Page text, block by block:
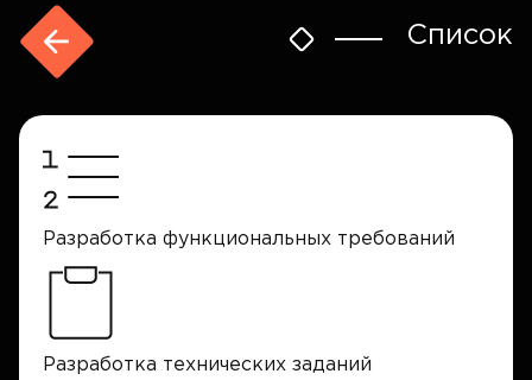
Список
Разработка функциональных требований
Разработка технических заданий